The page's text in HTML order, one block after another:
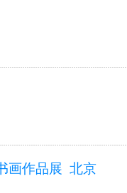
画作品展 北京